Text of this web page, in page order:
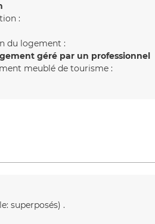
:
du logement :
géré par un professionnel
meublé de tourisme :
superposés)